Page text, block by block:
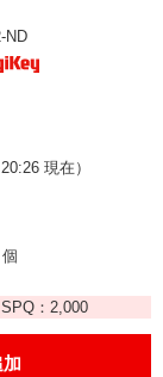
ND
現在）
個
SPQ：2,000